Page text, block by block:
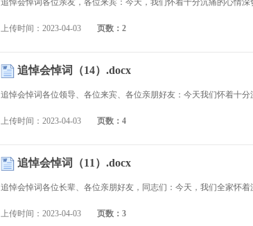
上传时间：2023-04-03 页数：2
追悼会悼词（14）.docx
上传时间：2023-04-03 页数：4
追悼会悼词（11）.docx
上传时间：2023-04-03 页数：3